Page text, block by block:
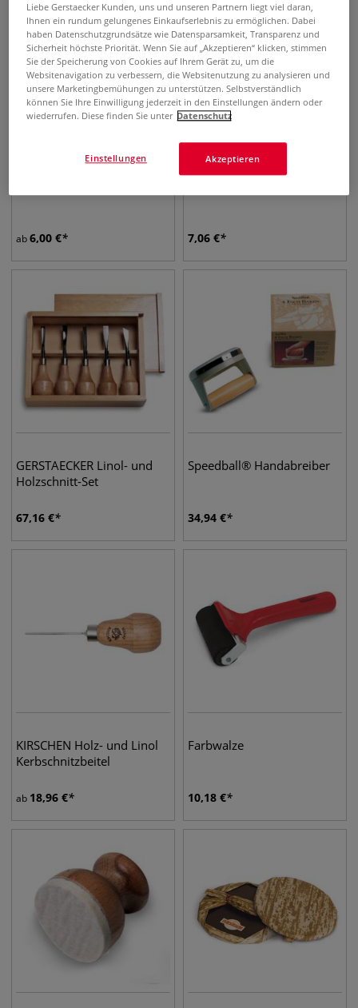
ab6,00 € 7,06 €
GERSTAECKER Linol- und
Holzschnitt-Set
67,16 €
Speedball® Handabreiber
34,94 €
KIRSCHEN Holz- und Linol
Kerbschnitzbeitel
ab 18,96 €
Farbwalze
10,18 €
Liebe Gerstaecker Kunden, uns und unseren Partnern liegt viel daran,
Ihnen ein rundum gelungenes Einkaufserlebnis zu ermöglichen. Dabei
haben Datenschutzgrundsätze wie Datensparsamkeit, Transparenz und
Sicherheit höchste Priorität. Wenn Sie auf „Akzeptieren“ klicken, stimmen
Sie der Speicherung von Cookies auf Ihrem Gerät zu, um die
Websitenavigation zu verbessern, die Websitenutzung zu analysieren und
unsere Marketingbemühungen zu unterstützen. Selbstverständlich
können Sie Ihre Einwilligung jederzeit in den Einstellungen ändern oder
wiederrufen. Diese finden Sie unter Datenschutz
Akzeptieren
Einstellungen